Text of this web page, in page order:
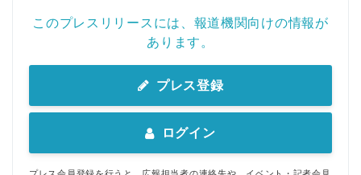
このプレスリリースには、報道機関向けの情報が
あります。
プレス登録
ログイン